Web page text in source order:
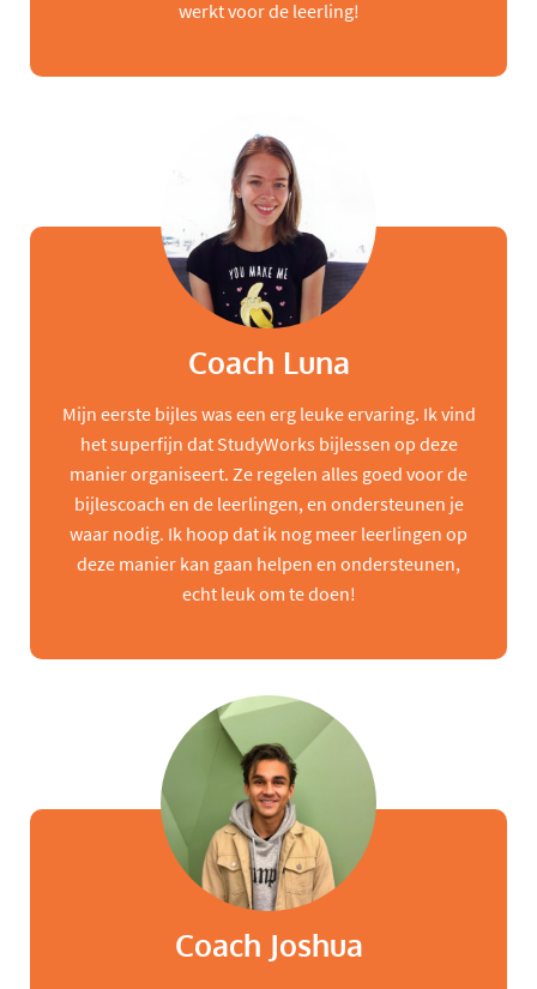
werkt voor de leerling!
Coach Luna
Mijn eerste bijles was een erg leuke ervaring. Ik vind
het superfijn dat StudyWorks bijlessen op deze
manier organiseert. Ze regelen alles goed voor de
bijlescoach en de leerlingen, en ondersteunen je
waar nodig. Ik hoop dat ik nog meer leerlingen op
deze manier kan gaan helpen en ondersteunen,
echt leuk om te doen!
Coach Joshua